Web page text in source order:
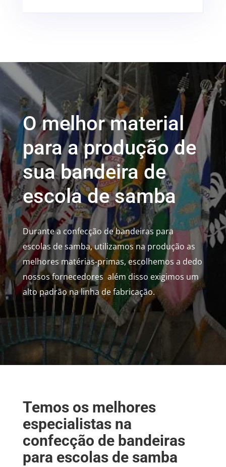
O melhor material
para a produção de
sua bandeira de
escola de samba
Durante a confecção de bandeiras para
escolas de samba, utilizamos na produção as
melhores matérias-primas, escolhemos a dedo
nossos fornecedores além disso exigimos um
alto padrão na linha de fabricação.
Temos os melhores
especialistas na
confecção de bandeiras
para escolas de samba